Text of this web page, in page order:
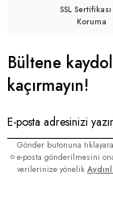
SSL
Koruma
Bültene
kaçırmayın!
Gönder butonuna
e-posta gönderilmesini
verilerinize yönelik